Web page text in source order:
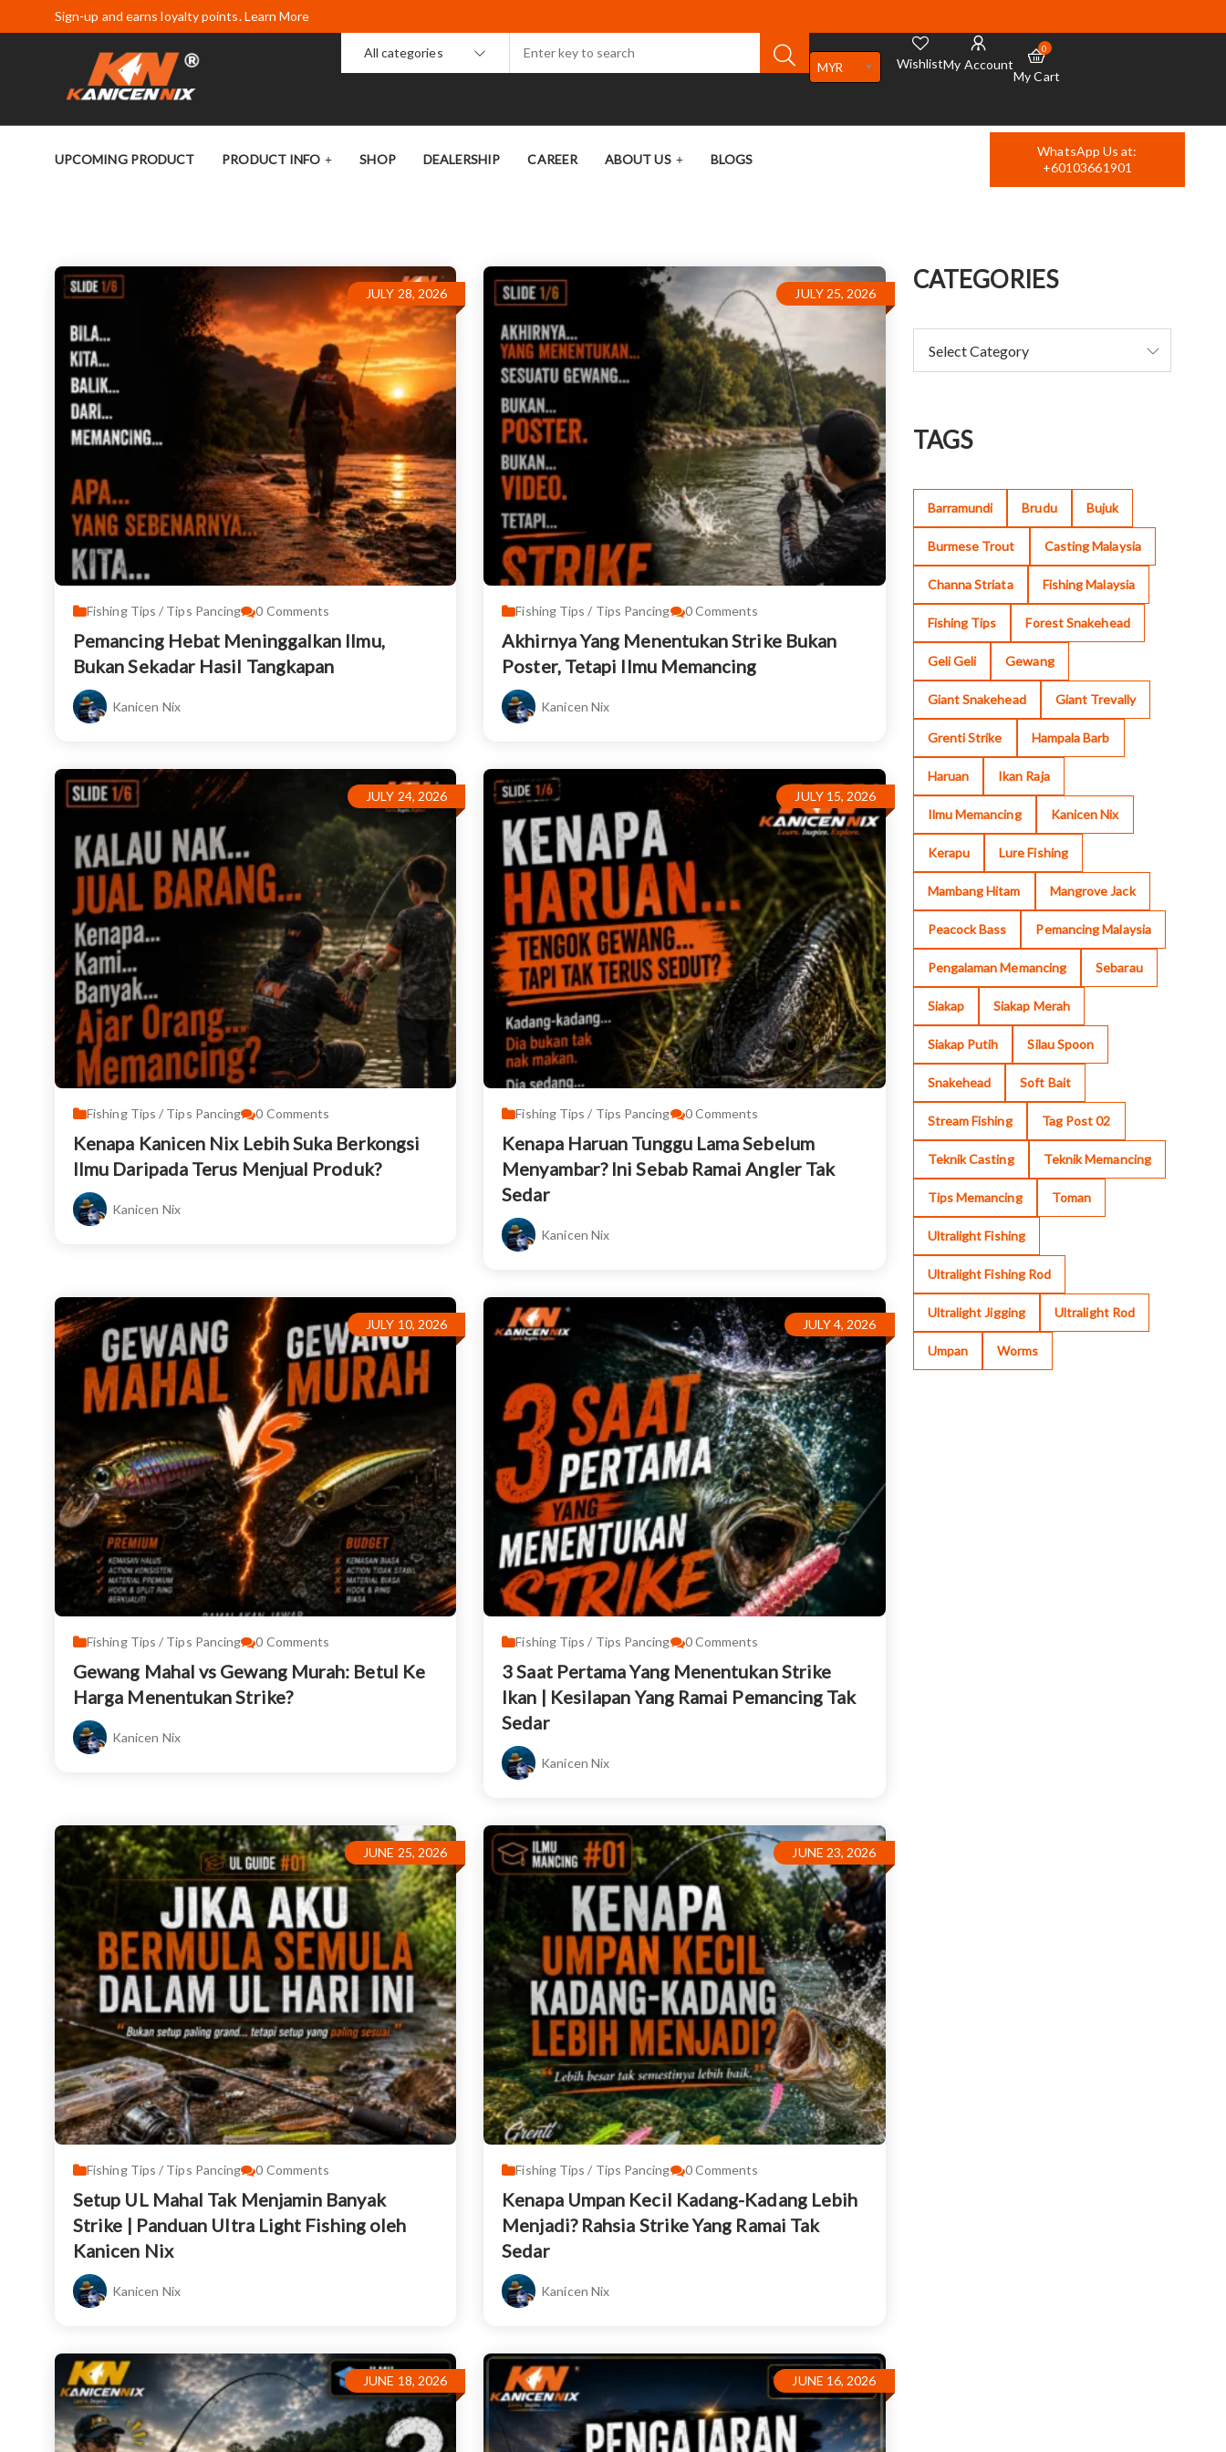
Sign-up and earns loyalty points. Learn More
All categories
MYR WishlistMy Account
0
My Cart
UPCOMING PRODUCT PRODUCT INFO SHOP DEALERSHIP CAREER ABOUT US BLOGS
WhatsApp Us at:
+60103661901
JULY 28, 2026
Fishing Tips / Tips Pancing 0 Comments
Pemancing Hebat Meninggalkan Ilmu,
Bukan Sekadar Hasil Tangkapan
Kanicen Nix
JULY 25, 2026
Fishing Tips / Tips Pancing 0Comments
Akhirnya Yang Menentukan Strike Bukan
Poster, Tetapi Ilmu Memancing
Kanicen Nix
JULY 24, 2026
Fishing Tips / Tips Pancing 0 Comments
Kenapa Kanicen Nix Lebih Suka Berkongsi
Ilmu Daripada Terus Menjual Produk?
Kanicen Nix
JULY 15, 2026
Fishing Tips / Tips Pancing 0Comments
Kenapa Haruan Tunggu Lama Sebelum
Menyambar? Ini Sebab Ramai Angler Tak
Sedar
Kanicen Nix
JULY 10, 2026
Fishing Tips / Tips Pancing 0 Comments
Gewang Mahal vs Gewang Murah: Betul Ke
Harga Menentukan Strike?
Kanicen Nix
JULY 4, 2026
Fishing Tips / Tips Pancing 0Comments
3 Saat Pertama Yang Menentukan Strike
Ikan | Kesilapan Yang Ramai Pemancing Tak
Sedar
Kanicen Nix
JUNE 25, 2026
Fishing Tips / Tips Pancing 0 Comments
Setup UL Mahal Tak Menjamin Banyak
Strike | Panduan Ultra Light Fishing oleh
Kanicen Nix
Kanicen Nix
JUNE 23, 2026
Fishing Tips / Tips Pancing 0Comments
Kenapa Umpan Kecil Kadang-Kadang Lebih
Menjadi? Rahsia Strike Yang Ramai Tak
Sedar
Kanicen Nix
JUNE 18, 2026 JUNE 16, 2026
CATEGORIES
TAGS
Barramundi Brudu Bujuk
Burmese Trout Casting Malaysia
Channa Striata Fishing Malaysia
Fishing Tips Forest Snakehead
Geli Geli Gewang
Giant Snakehead Giant Trevally
Grenti Strike Hampala Barb
Haruan Ikan Raja
Ilmu Memancing Kanicen Nix
Kerapu Lure Fishing
Mambang Hitam Mangrove Jack
Peacock Bass Pemancing Malaysia
Pengalaman Memancing Sebarau
Siakap Siakap Merah
Siakap Putih Silau Spoon
Snakehead Soft Bait
Stream Fishing Tag Post 02
Teknik Casting Teknik Memancing
Tips Memancing Toman
Ultralight Fishing
Ultralight Fishing Rod
Ultralight Jigging Ultralight Rod
Umpan Worms